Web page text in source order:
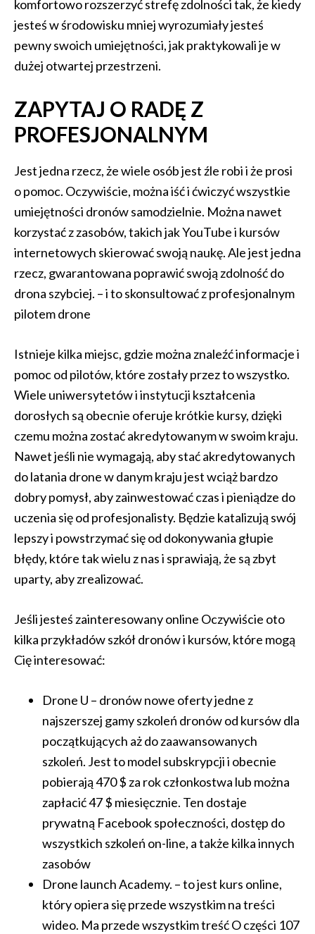
komfortowo rozszerzyć strefę zdolności tak, że kiedy
jesteś w środowisku mniej wyrozumiały jesteś
pewny swoich umiejętności, jak praktykowali je w
dużej otwartej przestrzeni.
ZAPYTAJ O RADĘ Z
PROFESJONALNYM
Jest jedna rzecz, że wiele osób jest źle robi i że prosi
o pomoc. Oczywiście, można iść i ćwiczyć wszystkie
umiejętności dronów samodzielnie. Można nawet
korzystać z zasobów, takich jak YouTube i kursów
internetowych skierować swoją naukę. Ale jest jedna
rzecz, gwarantowana poprawić swoją zdolność do
drona szybciej. – i to skonsultować z profesjonalnym
pilotem drone
Istnieje kilka miejsc, gdzie można znaleźć informacje i
pomoc od pilotów, które zostały przez to wszystko.
Wiele uniwersytetów i instytucji kształcenia
dorosłych są obecnie oferuje krótkie kursy, dzięki
czemu można zostać akredytowanym w swoim kraju.
Nawet jeśli nie wymagają, aby stać akredytowanych
do latania drone w danym kraju jest wciąż bardzo
dobry pomysł, aby zainwestować czas i pieniądze do
uczenia się od profesjonalisty. Będzie katalizują swój
lepszy i powstrzymać się od dokonywania głupie
błędy, które tak wielu z nas i sprawiają, że są zbyt
uparty, aby zrealizować.
Jeśli jesteś zainteresowany online Oczywiście oto
kilka przykładów szkół dronów i kursów, które mogą
Cię interesować:
Drone U – dronów nowe oferty jedne z
najszerszej gamy szkoleń dronów od kursów dla
początkujących aż do zaawansowanych
szkoleń. Jest to model subskrypcji i obecnie
pobierają 470 $ za rok członkostwa lub można
zapłacić 47 $ miesięcznie. Ten dostaje
prywatną Facebook społeczności, dostęp do
wszystkich szkoleń on-line, a także kilka innych
zasobów
Drone launch Academy. – to jest kurs online,
który opiera się przede wszystkim na treści
wideo. Ma przede wszystkim treść O części 107